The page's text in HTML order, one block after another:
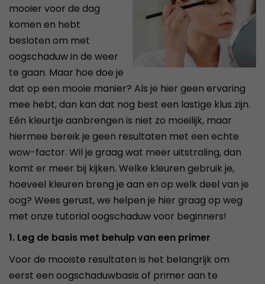
mooier voor de dag
komen en hebt
besloten om met
oogschaduw in de weer
te gaan. Maar hoe doe je
dat op een mooie manier? Als je hier geen ervaring
mee hebt, dan kan dat nog best een lastige klus zijn.
Eén kleurtje aanbrengen is niet zo moeilijk, maar
hiermee bereik je geen resultaten met een echte
wow-factor. Wil je graag wat meer uitstraling, dan
komt er meer bij kijken. Welke kleuren gebruik je,
hoeveel kleuren breng je aan en op welk deel van je
oog? Wees gerust, we helpen je hier graag op weg
met onze tutorial oogschaduw voor beginners!
1. Leg de basis met behulp van een primer
Voor de mooiste resultaten is het belangrijk om
eerst een oogschaduwbasis of primer aan te